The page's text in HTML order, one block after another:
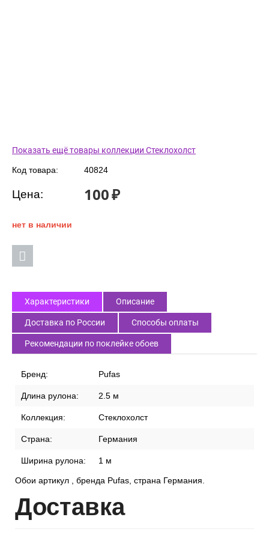
Показать ещё товары коллекции Стеклохолст
Код товара: 40824
Цена: 100₽
нет в наличии
Характеристики Описание
Доставка по России Способы оплаты
Рекомендации по поклейке обоев
Бренд: Pufas
Длина рулона: 2.5 м
Коллекция: Стеклохолст
Страна: Германия
Ширина рулона: 1 м
Обои артикул , бренда Pufas, страна Германия.
Доставка